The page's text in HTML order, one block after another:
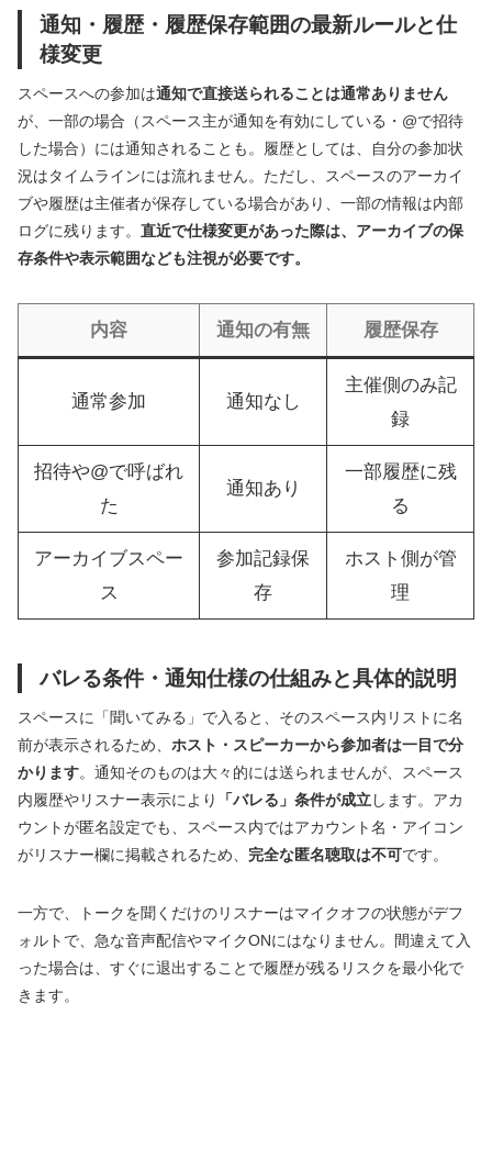
通知・履歴・履歴保存範囲の最新ルールと仕
様変更
スペースへの参加は通知で直接送られることは通常ありません
が、一部の場合（スペース主が通知を有効にしている・@で招待
した場合）には通知されることも。履歴としては、自分の参加状
況はタイムラインには流れません。ただし、スペースのアーカイ
ブや履歴は主催者が保存している場合があり、一部の情報は内部
ログに残ります。 直近で仕様変更があった際は、アーカイブの保
存条件や表示範囲なども注視が必要です。
内容 通知の有無 履歴保存
通常参加 通知なし
主催側のみ記
録
招待や@で呼ばれ
た
通知あり
一部履歴に残
る
アーカイブスペー
ス
参加記録保
存
ホスト側が管
理
バレる条件・通知仕様の仕組みと具体的説明
スペースに「聞いてみる」で入ると、そのスペース内リストに名
前が表示されるため、 ホスト・スピーカーから参加者は一目で分
かります。通知そのものは大々的には送られませんが、スペース
内履歴やリスナー表示により
「バレる」条件が成立します。アカ
ウントが匿名設定でも、スペース内ではアカウント名・アイコン
がリスナー欄に掲載されるため、 完全な匿名聴取は不可です。
一方で、トークを聞くだけのリスナーはマイクオフの状態がデフ
ォルトで、急な音声配信やマイクONにはなりません。間違えて入
った場合は、すぐに退出することで履歴が残るリスクを最小化で
きます。